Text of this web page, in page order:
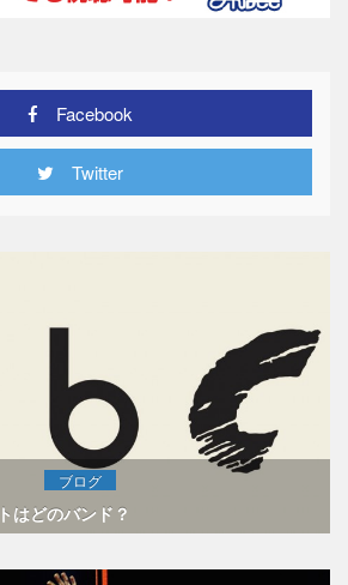
Facebook
Twitter
ブログ
はどのバンド？